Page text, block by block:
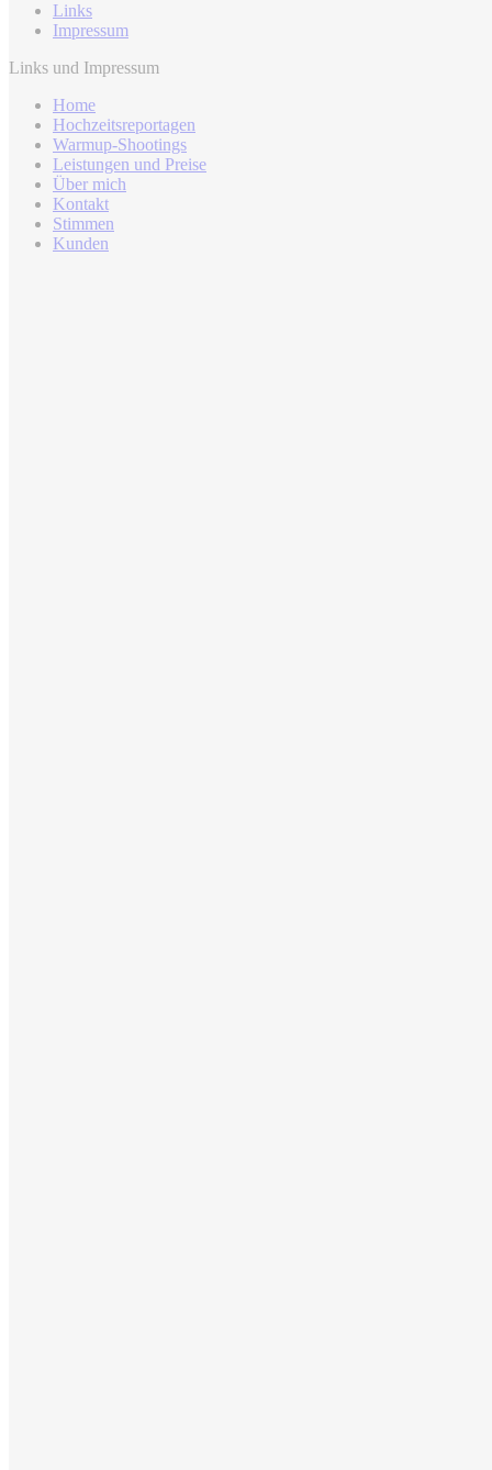
Links
Impressum
Links und Impressum
Home
Hochzeitsreportagen
Warmup-Shootings
Leistungen und Preise
Über mich
Kontakt
Stimmen
Kunden